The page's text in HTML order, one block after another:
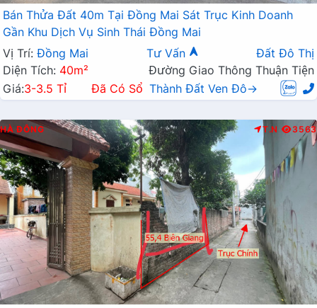
Bán Thửa Đất 40m Tại Đồng Mai Sát Trục Kinh Doanh
Gần Khu Dịch Vụ Sinh Thái Đồng Mai
Vị Trí: Đồng Mai Tư Vấn
Đất Đô Thị
Diện Tích: 40m²
Đường Giao Thông Thuận Tiện
Giá:3-3.5 Tỉ Đã Có Sổ Thành Đất Ven Đô→
HÀ ĐÔNG T.N 3563